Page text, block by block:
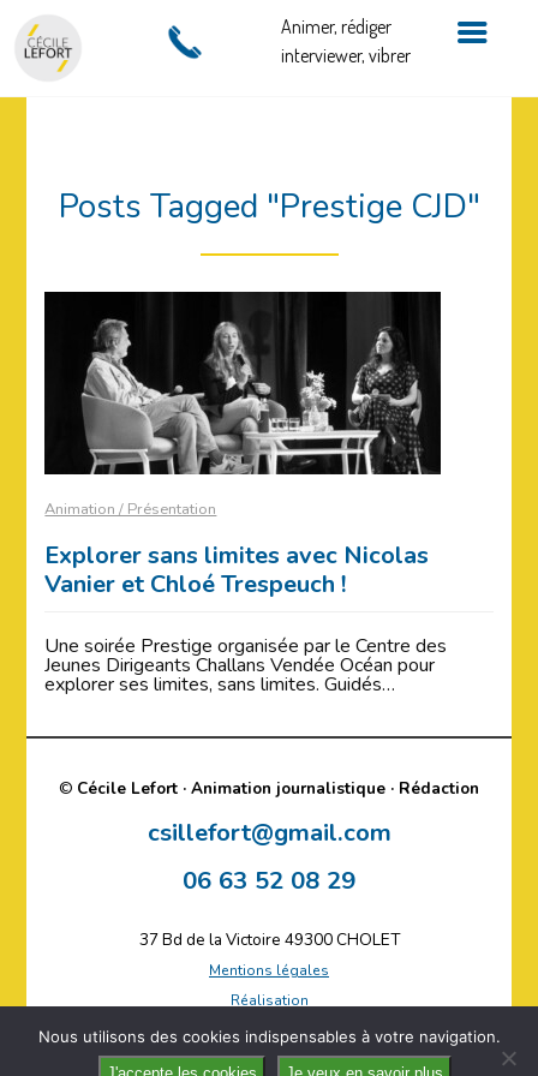
Posts Tagged "Prestige CJD"
Animation / Présentation
Explorer sans limites avec Nicolas
Vanier et Chloé Trespeuch !
Une soirée Prestige organisée par le Centre des
Jeunes Dirigeants Challans Vendée Océan pour
explorer ses limites, sans limites. Guidés…
© Cécile Lefort · Animation journalistique · Rédaction
csillefort@gmail.com
06 63 52 08 29
37 Bd de la Victoire 49300 CHOLET
Mentions légales
Réalisation
Plan du site
Animer, rédiger
interviewer, vibrer
Nous utilisons des cookies indispensables à votre navigation.